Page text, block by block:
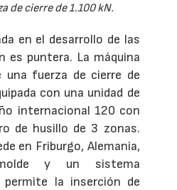
de cierre de 1.100 kN.
en el desarrollo de las
es puntera. La máquina
una fuerza de cierre de
con una unidad de
internacional 120 con
de husillo de 3 zonas.
en Friburgo, Alemania,
y un sistema
permite la inserción de